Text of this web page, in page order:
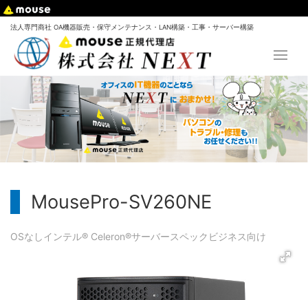
法人専門商社 OA機器販売・保守メンテナンス・LAN構築・工事・サーバー構築
MousePro-SV260NE
OSなしインテル® Celeron®サーバースペック ビジネス向け